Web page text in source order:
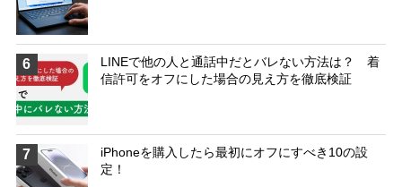
6
LINEで他の人と通話中だとバレない方法は？ 着
信許可をオフにした場合の見え方を徹底検証
7
iPhoneを購入したら最初にオフにすべき10の設
定！